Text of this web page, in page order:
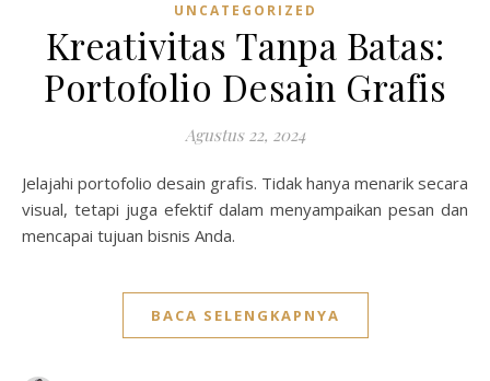
UNCATEGORIZED
Kreativitas Tanpa Batas:
Portofolio Desain Grafis
Agustus 22, 2024
Jelajahi portofolio desain grafis. Tidak hanya menarik secara
visual, tetapi juga efektif dalam menyampaikan pesan dan
mencapai tujuan bisnis Anda.
BACA SELENGKAPNYA